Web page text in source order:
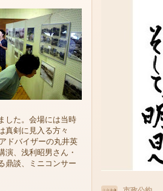
した。会場には当時
真剣に見入る方々
ドバイザーの丸井英
演、浅利昭男さん・
鼎談、ミニコンサー